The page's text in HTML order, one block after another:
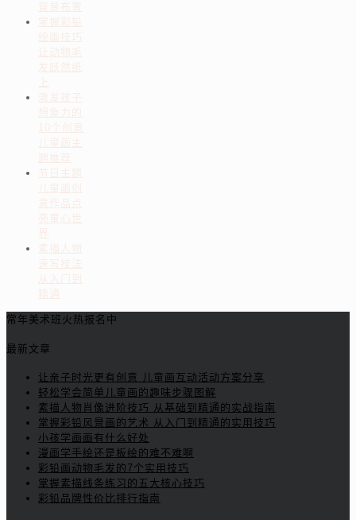
背景布置
掌握彩铅
绘画技巧
让动物毛
发跃然纸
上
激发孩子
想象力的
10个创意
儿童画主
题推荐
节日主题
儿童画创
意作品点
亮童心世
界
素描人物
速写技法
从入门到
精通
常年美术班火热报名中
最新文章
让亲子时光更有创意 儿童画互动活动方案分享
轻松学会简单儿童画的趣味步骤图解
素描人物肖像进阶技巧 从基础到精通的实战指南
掌握彩铅风景画的艺术 从入门到精通的实用技巧
小孩学画画有什么好处
漫画学手绘还是板绘的难不难啊
彩铅画动物毛发的7个实用技巧
掌握素描线条练习的五大核心技巧
彩铅品牌性价比排行指南